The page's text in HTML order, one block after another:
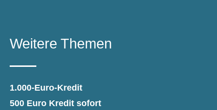
Weitere Themen
1.000-Euro-Kredit
500 Euro Kredit sofort